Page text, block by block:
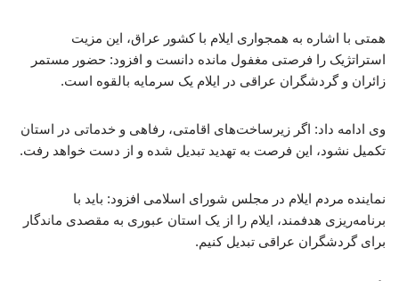
همتی با اشاره به همجواری ایلام با کشور عراق، این مزیت
استراتژیک را فرصتی مغفول مانده دانست و افزود: حضور مستمر
زائران و گردشگران عراقی در ایلام یک سرمایه بالقوه است.
وی ادامه داد: اگر زیرساخت‌های اقامتی، رفاهی و خدماتی در استان
تکمیل نشود، این فرصت به تهدید تبدیل شده و از دست خواهد رفت.
نماینده مردم ایلام در مجلس شورای اسلامی افزود: باید با
برنامه‌ریزی هدفمند، ایلام را از یک استان عبوری به مقصدی ماندگار
برای گردشگران عراقی تبدیل کنیم.